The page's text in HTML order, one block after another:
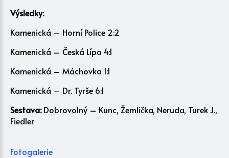
Výsledky:
Kamenická – Horní Police 2:2
Kamenická – Česká Lípa 4:1
Kamenická – Máchovka 1:1
Kamenická – Dr. Tyrše 6:1
Sestava:Dobrovolný – Kunc, Žemlička, Neruda, Turek J.,
Fiedler
Fotogalerie